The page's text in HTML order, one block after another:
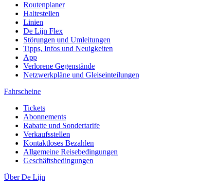
Routenplaner
Haltestellen
Linien
De Lijn Flex
Störungen und Umleitungen
Tipps, Infos und Neuigkeiten
App
Verlorene Gegenstände
Netzwerkpläne und Gleiseinteilungen
Fahrscheine
Tickets
Abonnements
Rabatte und Sondertarife
Verkaufsstellen
Kontaktloses Bezahlen
Allgemeine Reisebedingungen
Geschäftsbedingungen
Über De Lijn